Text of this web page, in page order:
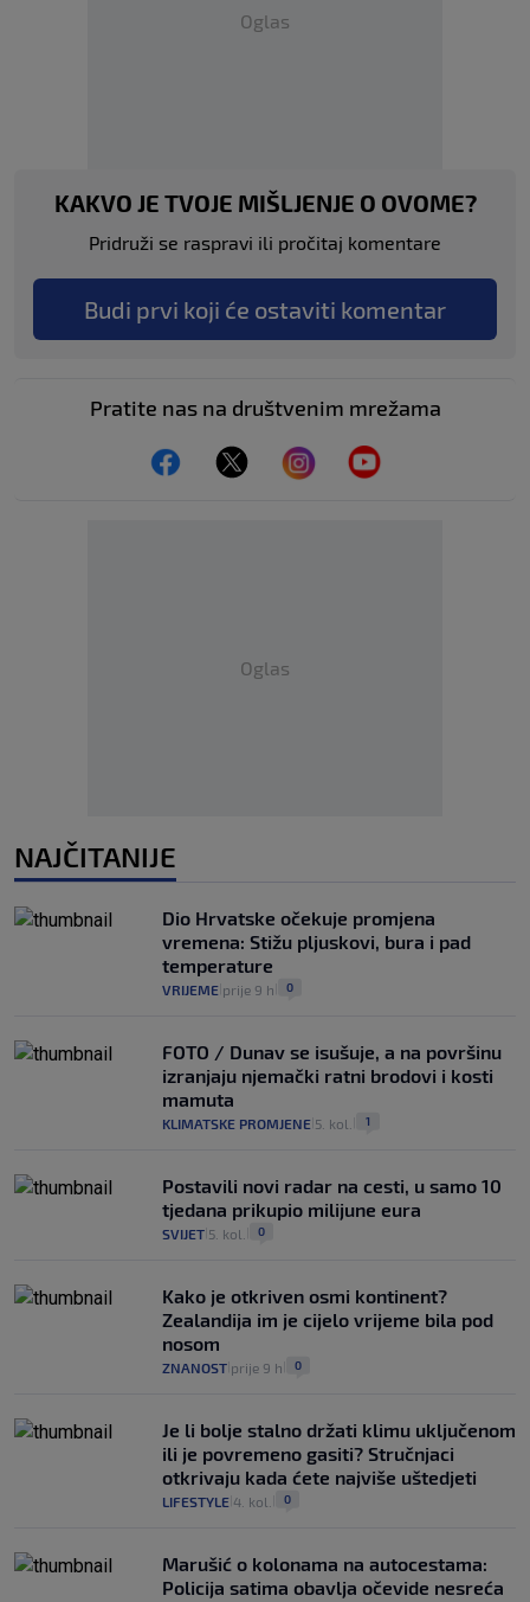
Oglas
KAKVO JE TVOJE MIŠLJENJE O OVOME?
Pridruži se raspravi ili pročitaj komentare
Budi prvi koji će ostaviti komentar
Pratite nas na društvenim mrežama
Oglas
NAJČITANIJE
Dio Hrvatske očekuje promjena
vremena: Stižu pljuskovi, bura i pad
temperature
VRIJEME prije 9 h 0
FOTO / Dunav se isušuje, a na površinu
izranjaju njemački ratni brodovi i kosti
mamuta
KLIMATSKE PROMJENE 5. kol. 1
Postavili novi radar na cesti, u samo 10
tjedana prikupio milijune eura
SVIJET 5. kol. 0
Kako je otkriven osmi kontinent?
Zealandija im je cijelo vrijeme bila pod
nosom
ZNANOST prije 9 h 0
Je li bolje stalno držati klimu uključenom
ili je povremeno gasiti? Stručnjaci
otkrivaju kada ćete najviše uštedjeti
LIFESTYLE 4. kol. 0
Marušić o kolonama na autocestama:
Policija satima obavlja očevide nesreća